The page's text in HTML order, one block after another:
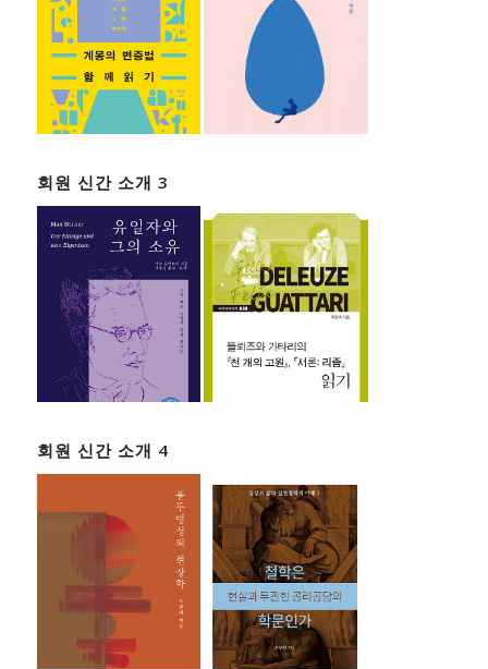
회원 신간 소개 3
회원 신간 소개 4